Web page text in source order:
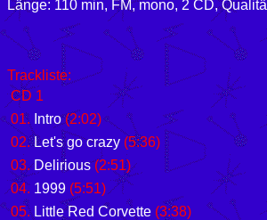
Länge: 110 min, FM, mono, 2 CD,
Trackliste:
CD 1
01. Intro(2:02)
02.Let's go crazy (5:36)
03.Delirious(2:51)
04. 1999 (5:51)
05. Little Red Corvette (3:38)